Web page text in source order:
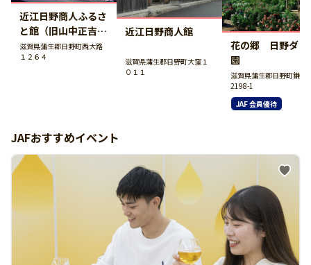
近江日野商人ふるさ
と館（旧山中正吉
邸）
滋賀県蒲生郡日野町西大路
１２６４
近江日野商人館
滋賀県蒲生郡日野町大窪１
０１１
花の郷 日野ダリ
園
滋賀県蒲生郡日野町鎌掛
2198-1
JAF 会員優待
JAFおすすめイベント